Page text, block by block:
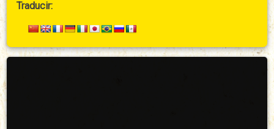
Secundario
Traducir:
Arriba